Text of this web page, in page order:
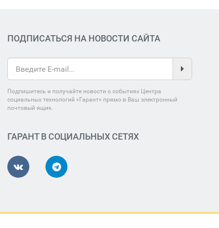
ПОДПИСАТЬСЯ НА НОВОСТИ САЙТА
Подпишитесь и получайте новости о событиях Центра
социальных технологий «Гарант» прямо в Ваш электронный
почтовый ящик.
ГАРАНТ В СОЦИАЛЬНЫХ СЕТЯХ